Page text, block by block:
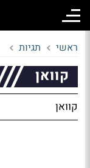
ראשי תגיות
קוואן
קוואן